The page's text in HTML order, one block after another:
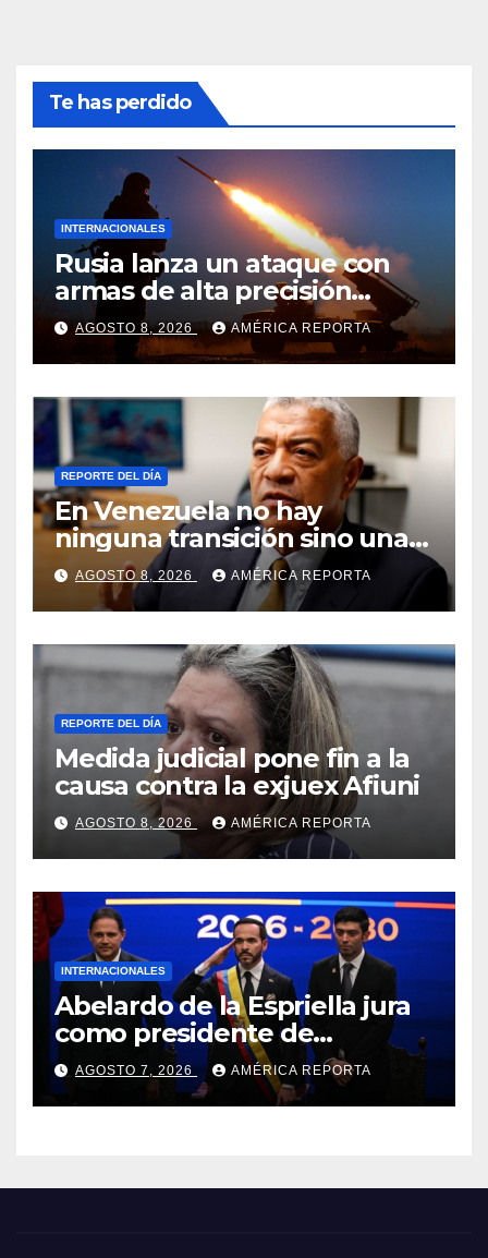
Te has perdido
INTERNACIONALES
Rusia lanza un ataque con
armas de alta precisión
contra la industria militar en
Kiev
AGOSTO 8, 2026 AMÉRICA REPORTA
REPORTE DEL DÍA
En Venezuela no hay
ninguna transición sino una
ocupación a la fuerza
AGOSTO 8, 2026 AMÉRICA REPORTA
REPORTE DEL DÍA
Medida judicial pone fin a la
causa contra la exjuex Afiuni
AGOSTO 8, 2026 AMÉRICA REPORTA
INTERNACIONALES
Abelardo de la Espriella jura
como presidente de
Colombia para el periodo
2026-2030
AGOSTO 7, 2026 AMÉRICA REPORTA